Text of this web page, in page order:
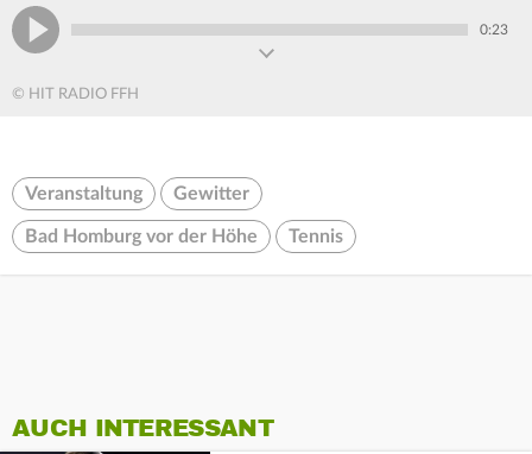
0:23
© HIT RADIO FFH
Veranstaltung Gewitter
Bad Homburg vor der Höhe Tennis
AUCH INTERESSANT